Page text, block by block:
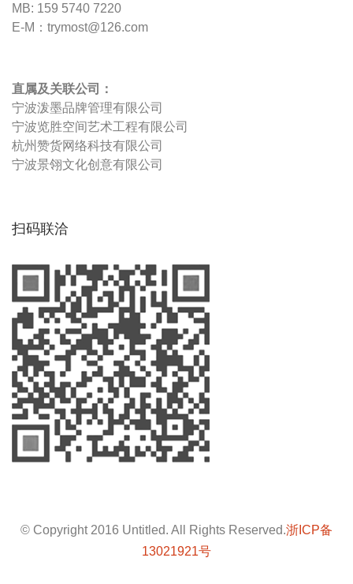
MB: 159 5740 7220
E-M：trymost@126.com
直属及关联公司：
宁波泼墨品牌管理有限公司
宁波览胜空间艺术工程有限公司
杭州赞货网络科技有限公司
宁波景翎文化创意有限公司
扫码联洽
© Copyright 2016 Untitled. All Rights Reserved.浙ICP备
13021921号